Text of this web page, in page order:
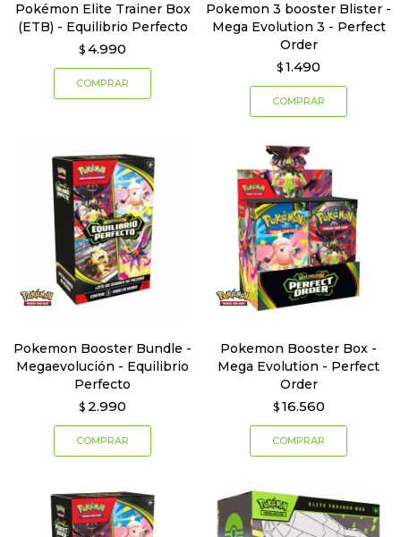
Pokémon Elite Trainer Box
(ETB) - Equilibrio Perfecto
$ 4.990
Pokemon 3 booster Blister -
Mega Evolution 3 - Perfect
Order
$ 1.490
Pokemon Booster Bundle -
Megaevolución - Equilibrio
Perfecto
$ 2.990
Pokemon Booster Box -
Mega Evolution - Perfect
Order
$ 16.560